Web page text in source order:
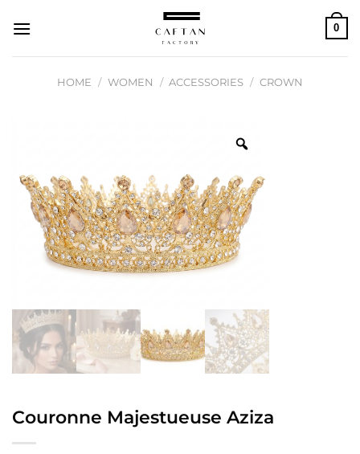
0
HOME / WOMEN / ACCESSORIES / CROWN
Couronne Majestueuse Aziza